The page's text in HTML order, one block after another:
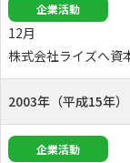
企業活動
12月
株式会社ライズへ資
2003年（平成15年）
企業活動